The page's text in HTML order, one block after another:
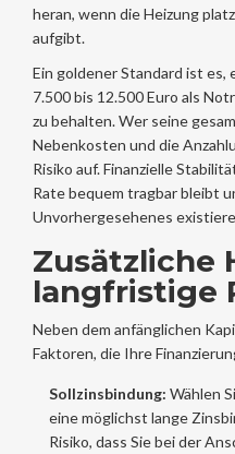
heran, wenn die Heizung
aufgibt.
Ein goldener Standard ist
7.500 bis 12.500 Euro als
zu behalten. Wer seine
Nebenkosten und die
Risiko auf. Finanzielle
Rate bequem tragbar bleibt
Unvorhergesehenes
Zusätzliche
langfristige
Neben dem anfänglichen
Faktoren, die Ihre
Sollzinsbindung: Wählen
eine möglichst lange
Risiko, dass Sie bei der